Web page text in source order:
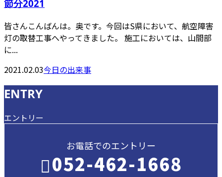
節分2021
皆さんこんばんは。奥です。今回はS県において、航空障害
灯の取替工事へやってきました。 施工においては、山間部
に...
2021.02.03今日の出来事
ENTRY
エントリー
お電話でのエントリー
052-462-1668